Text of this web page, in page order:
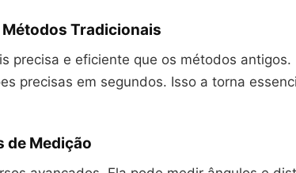
Tradicionais
precisa e eficiente que os métodos antigos.
precisas em segundos. Isso a torna
de Medição